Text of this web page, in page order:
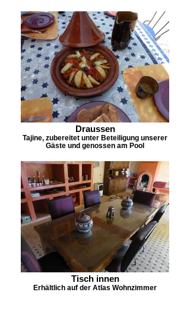
Draussen
Tajine, zubereitet unter Beteiligung unserer
Gäste und genossen am Pool
Tisch innen
Erhältlich auf der Atlas Wohnzimmer